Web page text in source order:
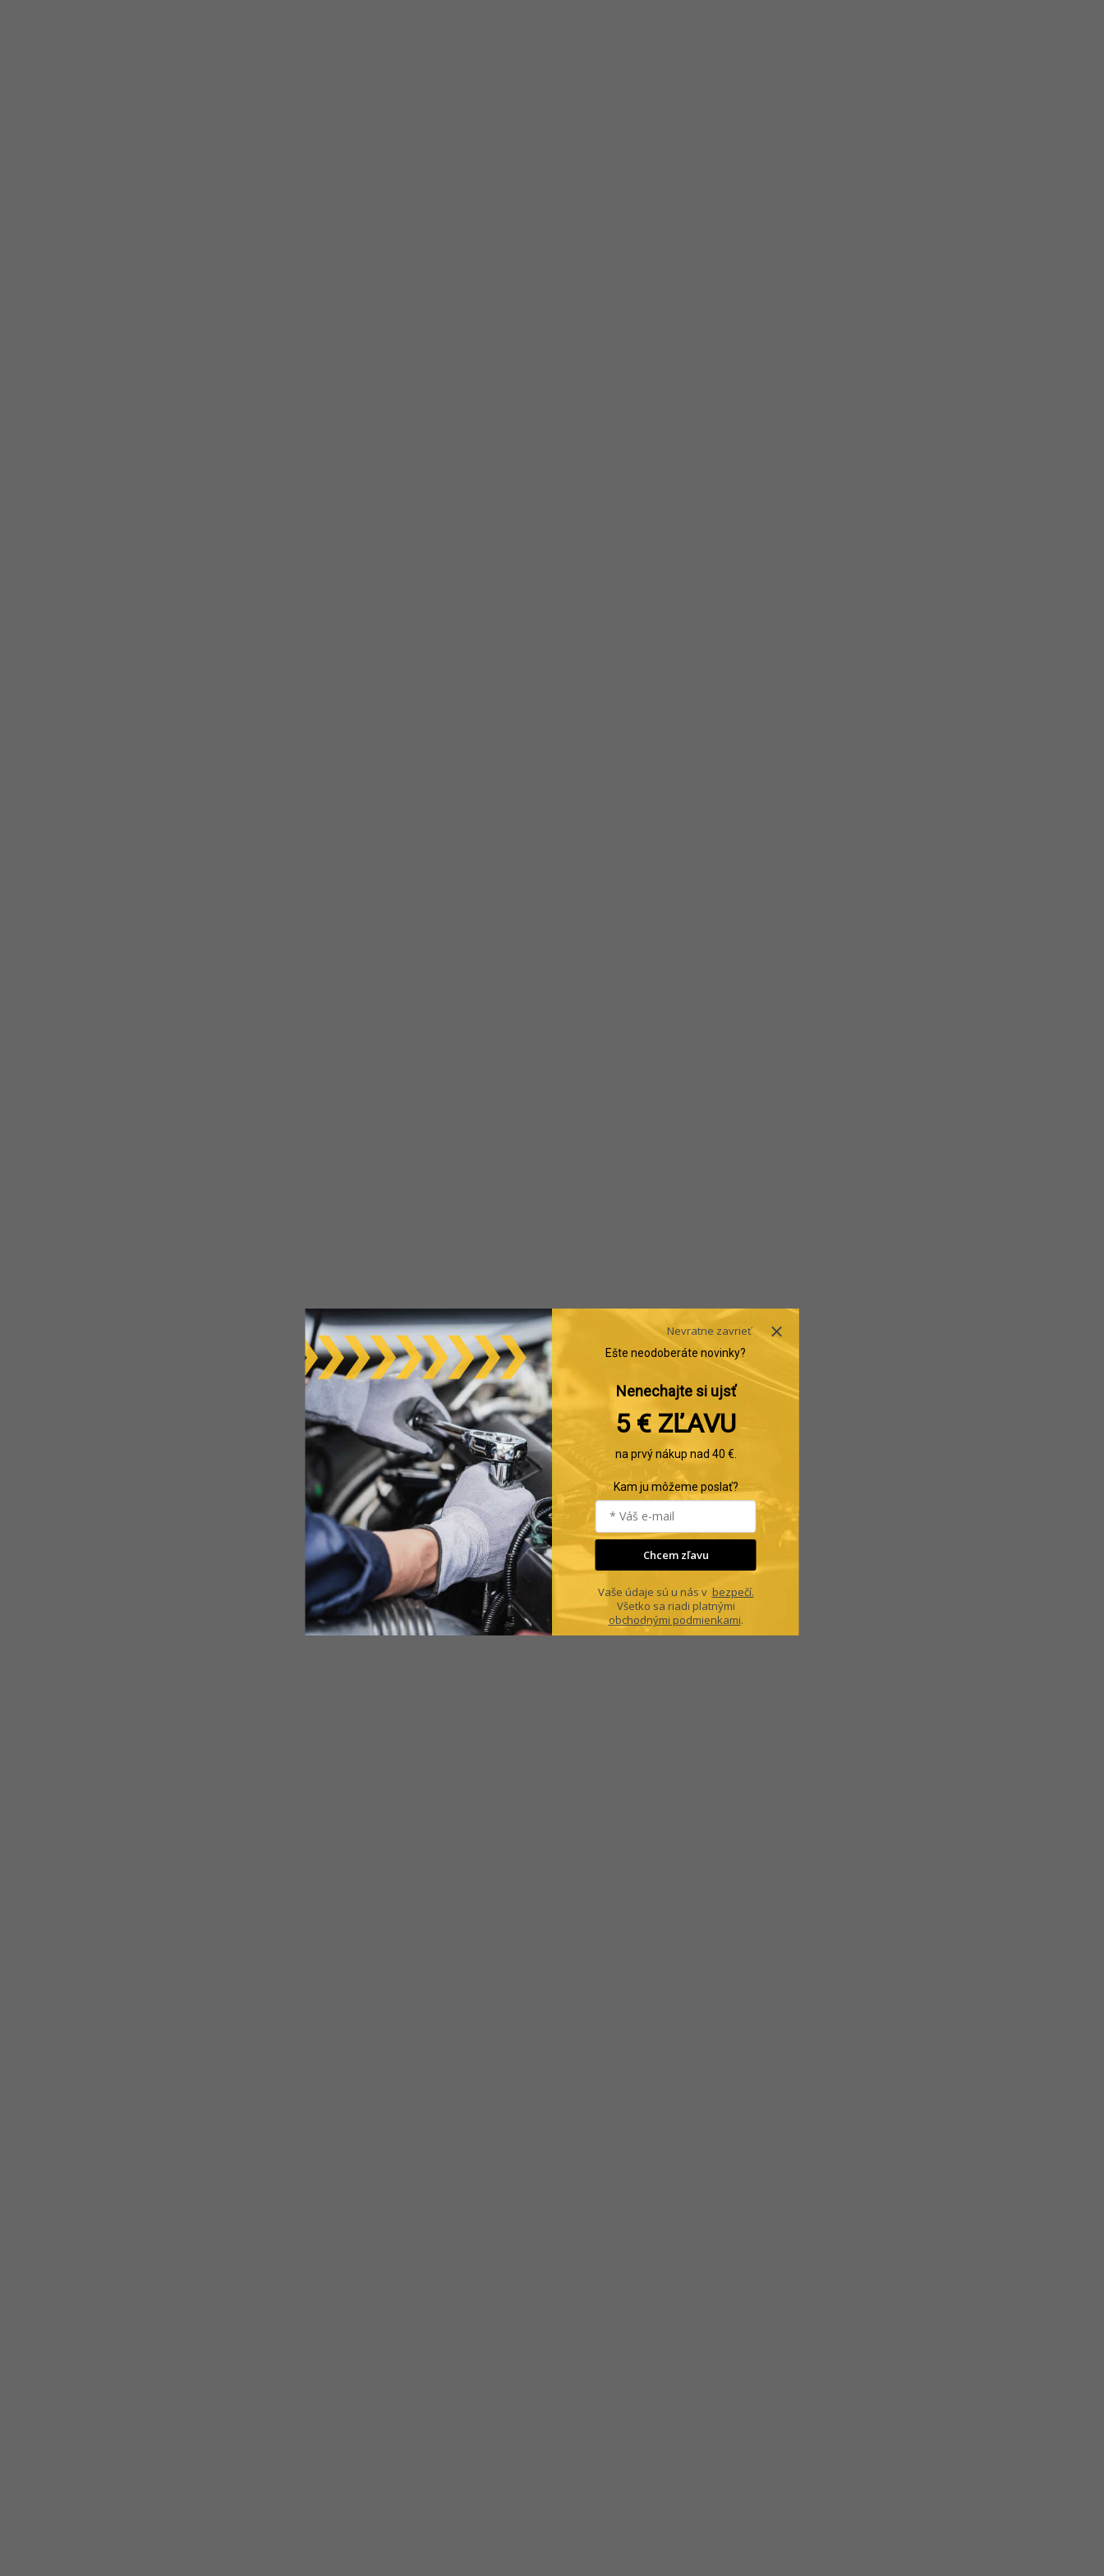
Nevratne zavrieť
Ešte neodoberáte novinky?
Nenechajte si ujsť
5 € ZĽAVU
na prvý nákup nad 40 €.
Kam ju môžeme poslať?
Chcem zľavu
Vaše údaje sú u nás v bezpečí.
Všetko sa riadi platnými
obchodnými podmienkami.